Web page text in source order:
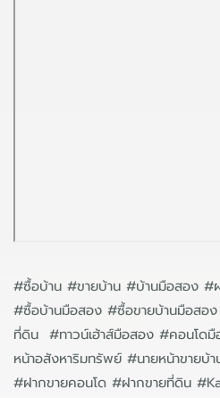
#ซื้อบ้าน #ขายบ้าน #บ้านมือสอง #
#ซื้อบ้านมือสอง #ซื้อขายบ้านมือสอ
ที่ดิน #ทาวน์เฮ้าส์มือสอง #คอนโด
หน้าอสังหาริมทรัพย์ #นายหน้าขายบ้
#ฝากขายคอนโด #ฝากขายที่ดิน